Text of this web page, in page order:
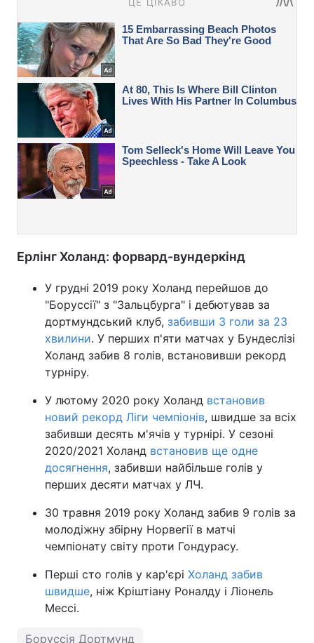
Ерлінг Холанд: форвард-вундеркінд
У грудні 2019 року Холанд перейшов до
"Боруссії" з "Зальцбурга" і дебютував за
дортмундський клуб, забивши 3 голи за 23
хвилини. У перших п'яти матчах у Бундеслізі
Холанд забив 8 голів, встановивши рекорд
турніру.
У лютому 2020 року Холанд встановив
новий рекорд Ліги чемпіонів, швидше за всіх
забивши десять м'ячів у турнірі. У сезоні
2020/2021 Холанд встановив ще одне
досягнення, забивши найбільше голів у
перших десяти матчах у ЛЧ.
30 травня 2019 року Холанд забив 9 голів за
молодіжну збірну Норвегії в матчі
чемпіонату світу проти Гондурасу.
Перші сто голів у кар'єрі Холанд забив
швидше, ніж Кріштіану Роналду і Ліонель
Мессі.
Боруссія Дортмунд